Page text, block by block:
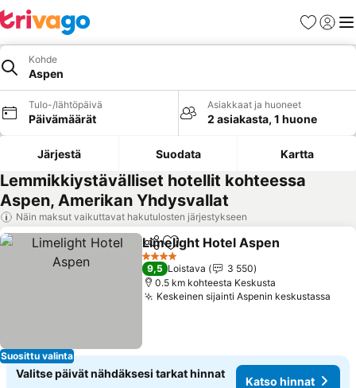
Suosikit
Kohde
Aspen
Tulo-/lähtöpäivä
Päivämäärät
Asiakkaat ja huoneet
2 asiakasta, 1 huone
Järjestä Suodata Kartta
Lemmikkiystävälliset hotellit kohteessa
Aspen, Amerikan Yhdysvallat
Näin maksut vaikuttavat hakutulosten järjestykseen
Suosittu valinta
Jaa Lisää suosikkeihin
Limelight Hotel Aspen
4 Tähtiluokitus
9,5 Loistava
3 550
0.5 km kohteesta Keskusta
Keskeinen sijainti Aspenin keskustassa
Valitse päivät nähdäksesi tarkat hinnat
Katso hinnat